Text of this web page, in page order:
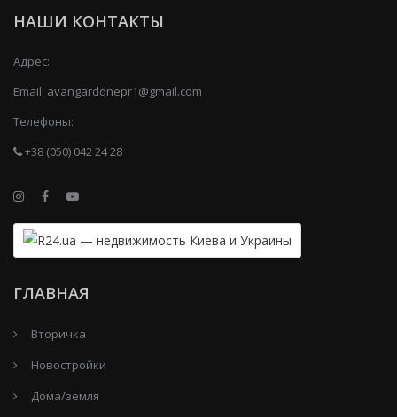
НАШИ КОНТАКТЫ
Адрес:
Email: avangarddnepr1@gmail.com
Телефоны:
+38 (050) 042 24 28
ГЛАВНАЯ
Вторичка
Новостройки
Дома/земля